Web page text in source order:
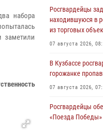
набора
заметили
Росгвардейцы
находившуюся в
из торговых
07 августа 2026,
В Кузбассе
горожанке
07 августа 2026,
Росгвардейцы
«Поезда Победы»